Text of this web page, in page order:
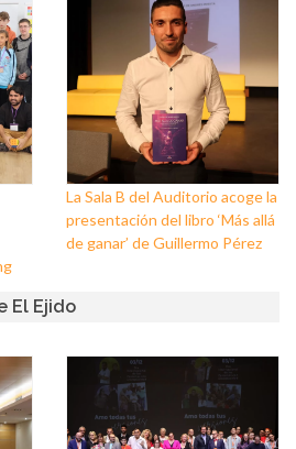
La Sala B del Auditorio acoge la
presentación del libro ‘Más allá
de ganar’ de Guillermo Pérez
El Ejido